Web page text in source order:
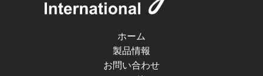
ホーム
製品情報
お問い合わせ